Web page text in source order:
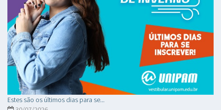
Estes são os últimos dias para se...